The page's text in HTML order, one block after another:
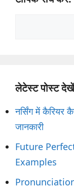
लेटेस्ट पोस्ट
नर्सिंग में कैरियर
जानकारी
Future
Examples